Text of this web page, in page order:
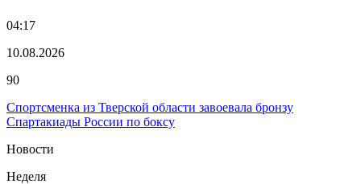
04:17
10.08.2026
90
Спортсменка из Тверской области завоевала бронзу
Спартакиады России по боксу
Новости
Неделя